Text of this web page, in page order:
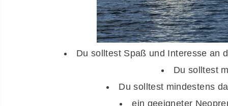
Du solltest Spaß und Interesse an
Du solltest
Du solltest mindestens
ein geeigneter